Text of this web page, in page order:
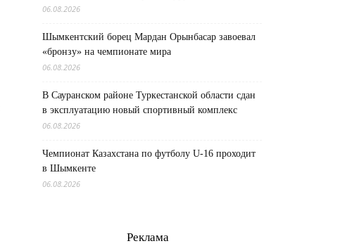
06.08.2026
Шымкентский борец Мардан Орынбасар завоевал
«бронзу» на чемпионате мира
06.08.2026
В Сауранском районе Туркестанской области сдан
в эксплуатацию новый спортивный комплекс
06.08.2026
Чемпионат Казахстана по футболу U-16 проходит
в Шымкенте
06.08.2026
Реклама